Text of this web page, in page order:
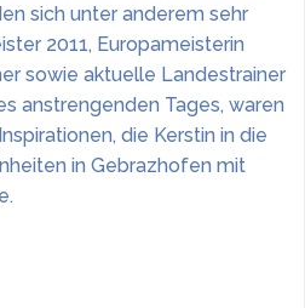
sich unter anderem sehr
2011, Europameisterin
sowie aktuelle Landestrainer
anstrengenden Tages, waren
die Kerstin in die
in Gebrazhofen mit